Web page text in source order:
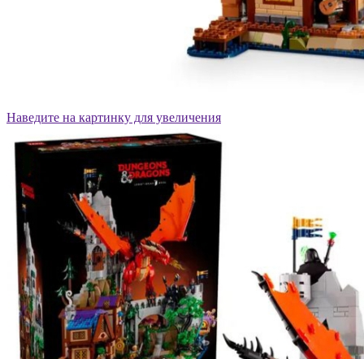
Наведите на картинку для увеличения